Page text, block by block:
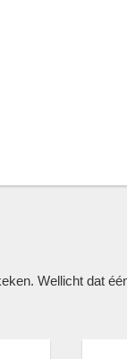
Wellicht dat